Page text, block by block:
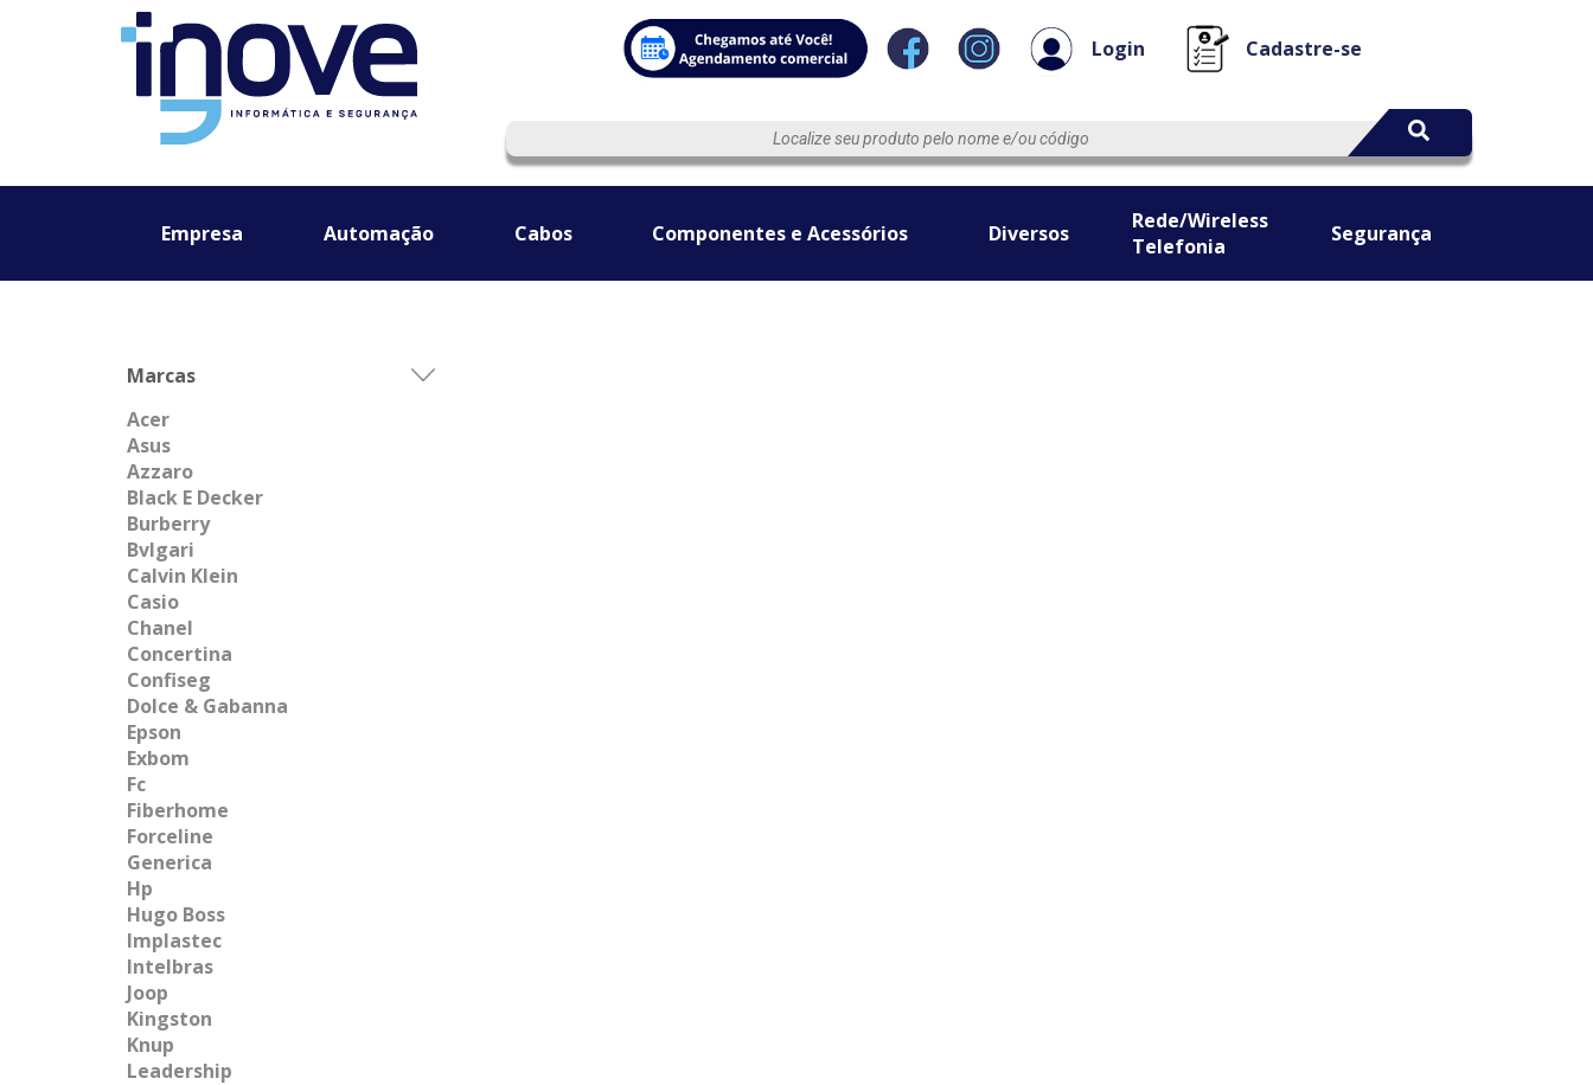
Login Cadastre-se
Empresa Automação Cabos Componentes e Acessórios Diversos
Rede/Wireless
Telefonia
Segurança
Marcas
Acer
Asus
Azzaro
Black E Decker
Burberry
Bvlgari
Calvin Klein
Casio
Chanel
Concertina
Confiseg
Dolce & Gabanna
Epson
Exbom
Fc
Fiberhome
Forceline
Generica
Hp
Hugo Boss
Implastec
Intelbras
Joop
Kingston
Knup
Leadership